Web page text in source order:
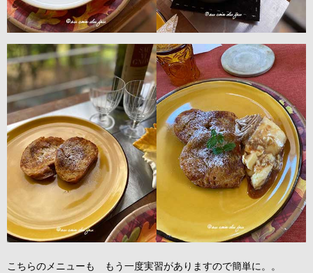
こちらのメニューも もう一度実習がありますので簡単に。。